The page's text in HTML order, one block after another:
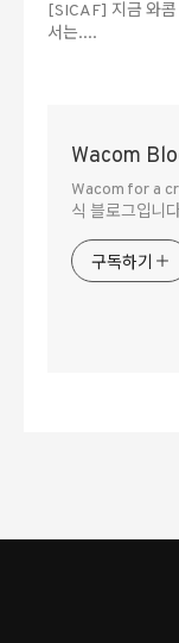
[SICAF] 지금 와콤
서는....
Wacom
Wacom for a
식 블로그입니
구독하기